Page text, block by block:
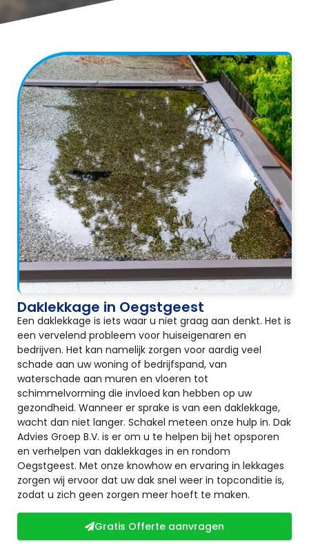
Daklekkage in Oegstgeest
Een daklekkage is iets waar u niet graag aan denkt. Het is
een vervelend probleem voor huiseigenaren en
bedrijven. Het kan namelijk zorgen voor aardig veel
schade aan uw woning of bedrijfspand, van
waterschade aan muren en vloeren tot
schimmelvorming die invloed kan hebben op uw
gezondheid. Wanneer er sprake is van een daklekkage,
wacht dan niet langer. Schakel meteen onze hulp in. Dak
Advies Groep B.V. is er om u te helpen bij het opsporen
en verhelpen van daklekkages in en rondom
Oegstgeest. Met onze knowhow en ervaring in lekkages
zorgen wij ervoor dat uw dak snel weer in topconditie is,
zodat u zich geen zorgen meer hoeft te maken.
Gratis Offerte aanvragen